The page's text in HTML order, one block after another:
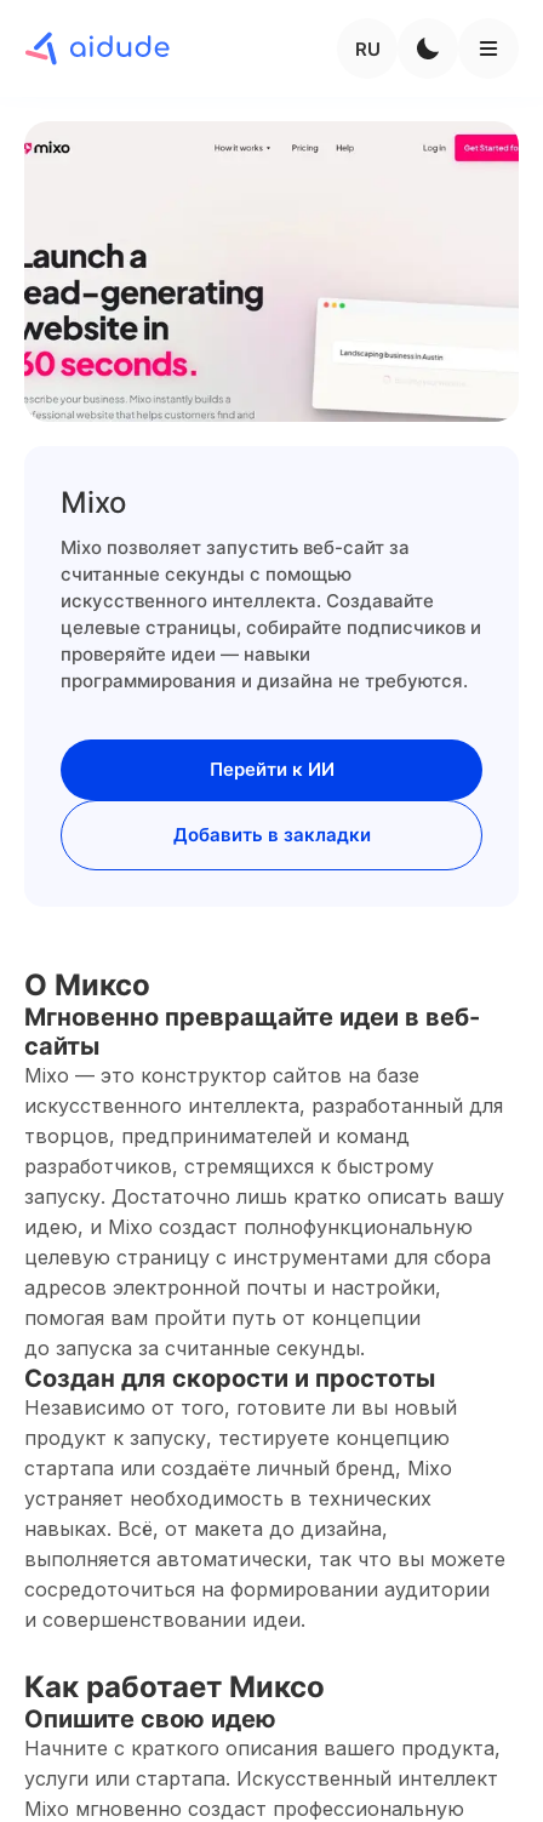
RU
Mixo
Mixo позволяет запустить веб-сайт за
считанные секунды с помощью
искусственного интеллекта. Создавайте
целевые страницы, собирайте подписчиков и
проверяйте идеи — навыки
программирования и дизайна не требуются.
Перейти к ИИ
Добавить в закладки
О Миксо
Мгновенно превращайте идеи в веб-
сайты
Mixo — это конструктор сайтов на базе
искусственного интеллекта, разработанный для
творцов, предпринимателей и команд
разработчиков, стремящихся к быстрому
запуску. Достаточно лишь кратко описать вашу
идею, и Mixo создаст полнофункциональную
целевую страницу с инструментами для сбора
адресов электронной почты и настройки,
помогая вам пройти путь от концепции
до запуска за считанные секунды.
Создан для скорости и простоты
Независимо от того, готовите ли вы новый
продукт к запуску, тестируете концепцию
стартапа или создаёте личный бренд, Mixo
устраняет необходимость в технических
навыках. Всё, от макета до дизайна,
выполняется автоматически, так что вы можете
сосредоточиться на формировании аудитории
и совершенствовании идеи.
Как работает Миксо
Опишите свою идею
Начните с краткого описания вашего продукта,
услуги или стартапа. Искусственный интеллект
Mixo мгновенно создаст профессиональную